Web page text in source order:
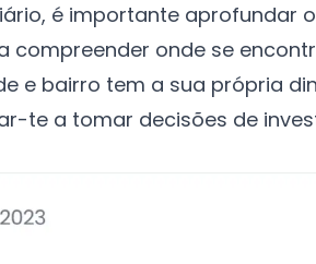
é importante aprofundar
compreender onde se
e bairro tem a sua própria
te a tomar decisões de